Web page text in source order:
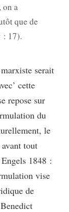
a
que de
: 17).
serait
cette
repose sur
du
le
tout
1848 :
vise
de